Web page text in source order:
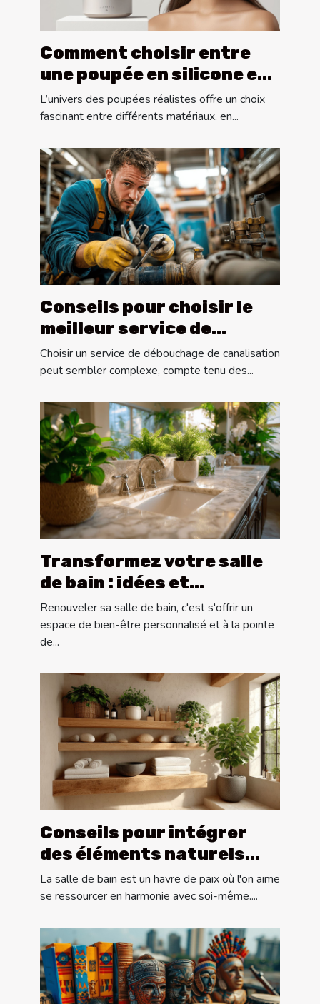
Comment choisir entre
une poupée en silicone et
une en TPE ?
L’univers des poupées réalistes offre un choix
fascinant entre différents matériaux, en...
Conseils pour choisir le
meilleur service de
débouchage de
canalisation
Choisir un service de débouchage de canalisation
peut sembler complexe, compte tenu des...
Transformez votre salle
de bain : idées et
tendances de conception
sur mesure
Renouveler sa salle de bain, c'est s'offrir un
espace de bien-être personnalisé et à la pointe
de...
Conseils pour intégrer
des éléments naturels
dans la décoration de
salle de bain
La salle de bain est un havre de paix où l'on aime
se ressourcer en harmonie avec soi-même....